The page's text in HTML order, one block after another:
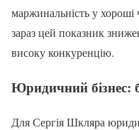
маржинальність у хороші
зараз цей показник
високу конкуренцію.
Юридичний бізнес:
Для Сергія Шкляра